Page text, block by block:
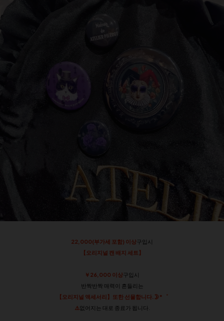
22,000(부가세 포함) 이상구입시
【오리지널 캔 배지 세트】
￥26,000 이상구입시
반짝반짝 매력이 흔들리는
【오리지널 액세서리】
또한 선물합니다.🌛*゜
⚠️없어지는 대로 종료가 됩니다.